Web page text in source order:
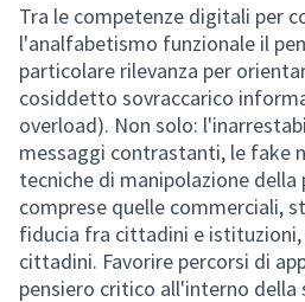
Tra le competenze digitali per
l'analfabetismo funzionale il
particolare rilevanza per
cosiddetto sovraccarico
overload). Non solo:
messaggi contrastanti, le fake
tecniche di manipolazione della
comprese quelle commerciali,
fiducia fra cittadini e
cittadini. Favorire percorsi di
pensiero critico all'interno della